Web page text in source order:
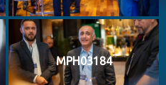
MPH03184